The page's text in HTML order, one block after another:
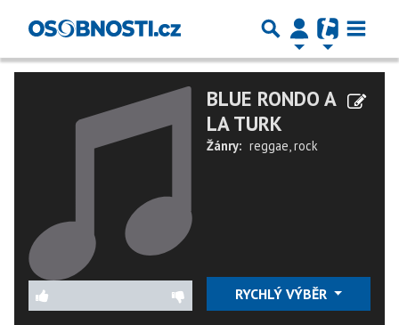
BLUE RONDO A
LA TURK
Žánry: reggae,rock
RYCHLÝ VÝBĚR